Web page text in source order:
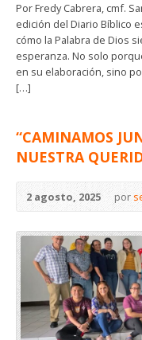
Por Fredy Cabrera, cmf.
edición del Diario Bíblico
cómo la Palabra de Dios
esperanza. No solo
en su elaboración, sino
[…]
“CAMINAMOS
NUESTRA
2 agosto, 2025 por